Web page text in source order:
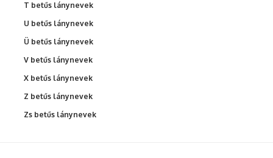
T betűs lánynevek
U betűs lánynevek
Ü betűs lánynevek
V betűs lánynevek
X betűs lánynevek
Z betűs lánynevek
Zs betűs lánynevek